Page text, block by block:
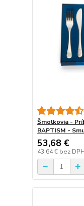
Šmolkovia -
BAPTISM -
53,68 €
43,64 € bez DPH